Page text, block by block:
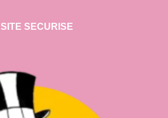
SITE SECURISE